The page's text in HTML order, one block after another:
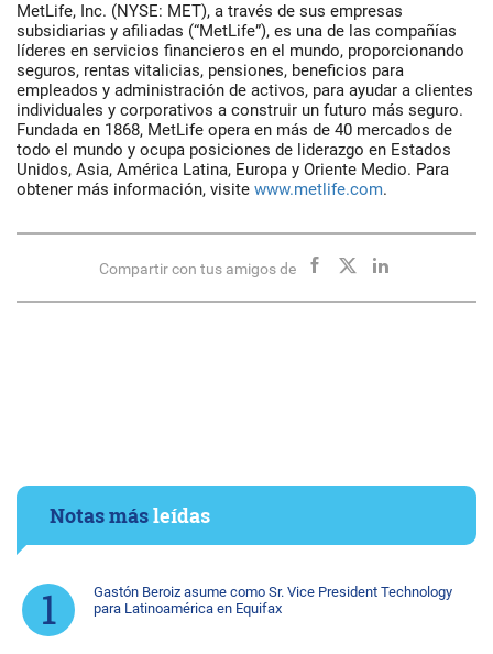
MetLife, Inc. (NYSE: MET), a través de sus empresas
subsidiarias y afiliadas (“MetLife”), es una de las compañías
líderes en servicios financieros en el mundo, proporcionando
seguros, rentas vitalicias, pensiones, beneficios para
empleados y administración de activos, para ayudar a clientes
individuales y corporativos a construir un futuro más seguro.
Fundada en 1868, MetLife opera en más de 40 mercados de
todo el mundo y ocupa posiciones de liderazgo en Estados
Unidos, Asia, América Latina, Europa y Oriente Medio. Para
obtener más información, visite www.metlife.com.
Compartir con tus amigos de
Notas másleídas
Gastón Beroiz asume como Sr. Vice President Technology
para Latinoamérica en Equifax